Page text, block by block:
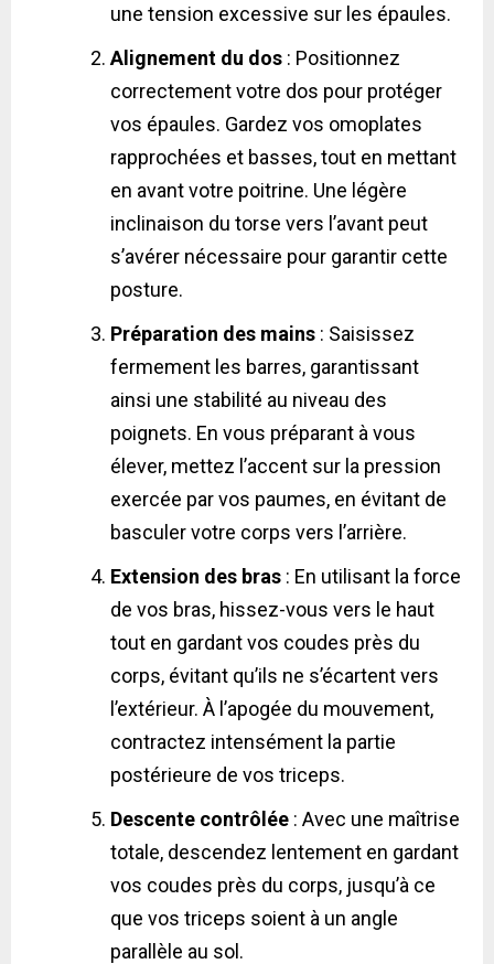
une tension excessive sur les épaules.
Alignement du dos : Positionnez
correctement votre dos pour protéger
vos épaules. Gardez vos omoplates
rapprochées et basses, tout en mettant
en avant votre poitrine. Une légère
inclinaison du torse vers l’avant peut
s’avérer nécessaire pour garantir cette
posture.
Préparation des mains : Saisissez
fermement les barres, garantissant
ainsi une stabilité au niveau des
poignets. En vous préparant à vous
élever, mettez l’accent sur la pression
exercée par vos paumes, en évitant de
basculer votre corps vers l’arrière.
Extension des bras : En utilisant la force
de vos bras, hissez-vous vers le haut
tout en gardant vos coudes près du
corps, évitant qu’ils ne s’écartent vers
l’extérieur. À l’apogée du mouvement,
contractez intensément la partie
postérieure de vos triceps.
Descente contrôlée : Avec une maîtrise
totale, descendez lentement en gardant
vos coudes près du corps, jusqu’à ce
que vos triceps soient à un angle
parallèle au sol.